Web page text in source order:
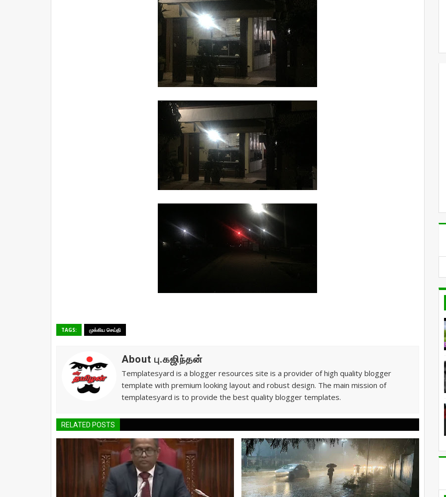
TAGS: முக்கிய செய்தி
About பு.கஜிந்தன்
Templatesyard is a blogger resources site is a provider of high quality blogger
template with premium looking layout and robust design. The main mission of
templatesyard is to provide the best quality blogger templates.
RELATED POSTS